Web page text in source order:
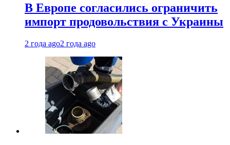
В Европе согласились ограничить
импорт продовольствия с Украины
2 года ago2 года ago